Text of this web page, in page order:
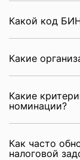
Какой код
Какие
Какие
номинации?
Как часто
налоговой